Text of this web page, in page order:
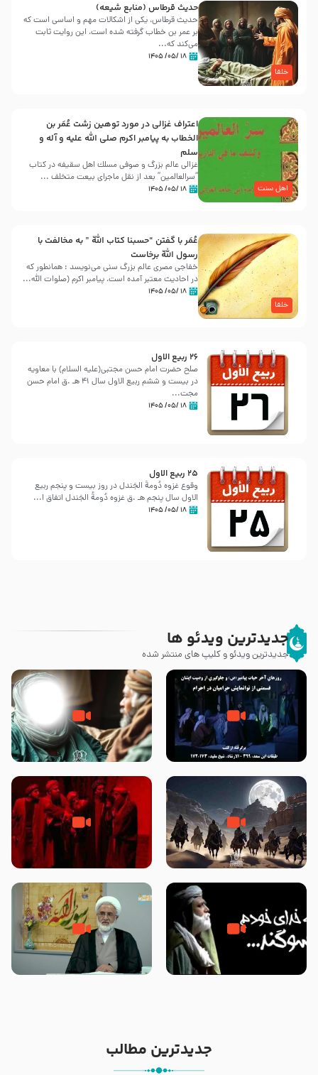
خلفا
حدیث قرطاس (منابع شیعه)
حدیث قرطاس، یکی از اشکالات مهم و اساسی است که
بر عمر بن خطاب گرفته شده است، این روایت ثابت
می‌کند که...
۱۸ /۰۵/ ۱۴۰۵
اهل سنت
اعتراف غزالی در مورد توهین زشت عُمَر بن
الخطاب به پیامبر اکرم صلی الله علیه و آله و
سلم
غزالی عالم بزرگ و صوفی مسلك اهل سقيفه در کتاب
“سرالعالمین” بعد از نقل ماجرای بیعت متخلف ...
۱۸ /۰۵/ ۱۴۰۵
خلفا
عُمَر با گفتن “حسبنا كتاب اللّه ” به مخالفت با
رسول اللّه برخاست
خفاجی مصری عالم بزرگ سنی می‌نویسد : همانطور که
در احادیث معتبر آمده است، پیامبر اکرم (صلوات اللّه...
۱۸ /۰۵/ ۱۴۰۵
26 ربيع الاول
صلح حضرت امام حسن مجتبی(علیه السلام) با معاویه
در بیست و ششم ربیع الاول سال 41 هـ .ق امام حسن
مجت...
۱۸ /۰۵/ ۱۴۰۵
25 ربيع الاول
وقوع غزوه دُومةُ الجَندل در روز بیست و پنجم ربیع
الاول سال پنجم هـ .ق غزوه دُومةُ الجَندل اتفاق ا...
۱۸ /۰۵/ ۱۴۰۵
جدیدترین ویدئو ها
جدیدترین ویدئو و کلیپ های منتشر شده
روزهای آخر حیات پیامبر اکرم صلی
الله علیه و آله – قسمتی از
وصیتی که نوشته نشد (حدیث
قرطاس)
‌‌‌‌‌‌‌داستان ترور نافرجام رسول خدا
صلی الله علیه و آله – شهادت
قسمتی از نوا نمایش بیرق ماندگار
بیان توطئه های منافقین پیش از
خطبه حضرت سلمان سه روز پس از
شهادت پیامبر اکرم صلی الله علیه
مادر داعش – حجت الاسلام جباری
جدیدترین مطالب